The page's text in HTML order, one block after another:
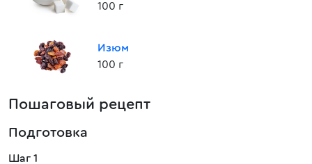
100 г
Изюм
100 г
Пошаговый рецепт
Подготовка
Шаг 1